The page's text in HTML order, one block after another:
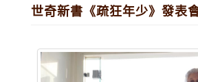
世奇新書《疏狂年少》發表